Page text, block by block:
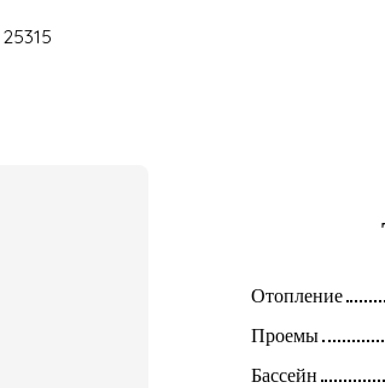
Отопление
Проемы
Бассейн